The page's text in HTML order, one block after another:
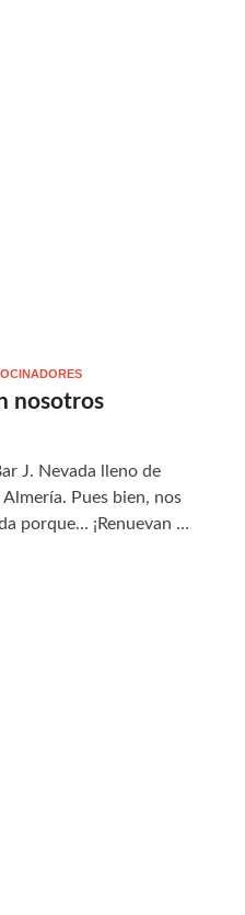
nosotros
J. Nevada lleno de
Pues bien, nos
porque… ¡Renuevan …